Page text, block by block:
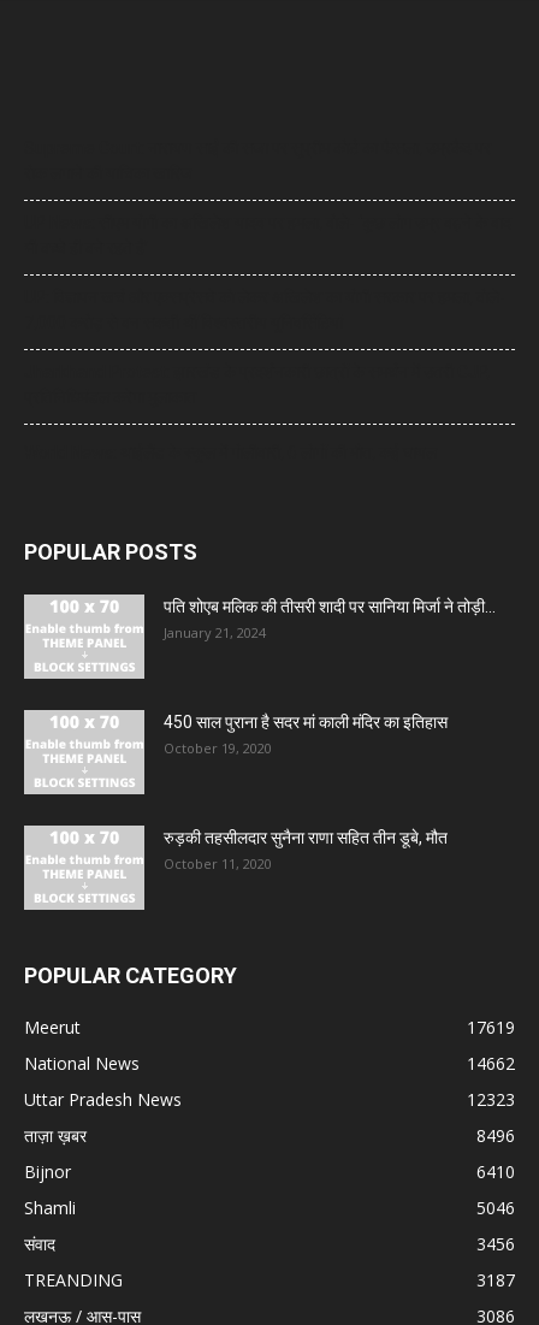
POPULAR POSTS
पति शोएब मलिक की तीसरी शादी पर सानिया मिर्जा ने तोड़ी...
January 21, 2024
450 साल पुराना है सदर मां काली मंदिर का इतिहास
October 19, 2020
रुड़की तहसीलदार सुनैना राणा सहित तीन डूबे, मौत
October 11, 2020
POPULAR CATEGORY
Meerut
17619
National News
14662
Uttar Pradesh News
12323
ताज़ा ख़बर
8496
Bijnor
6410
Shamli
5046
संवाद
3456
TREANDING
3187
लखनऊ / आस-पास
3086